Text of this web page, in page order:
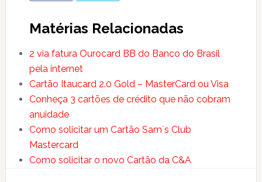
Matérias Relacionadas
2 via fatura Ourocard BB do Banco do Brasil
pela internet
Cartão Itaucard 2.0 Gold – MasterCard ou Visa
Conheça 3 cartões de crédito que não cobram
anuidade
Como solicitar um Cartão Sam´s Club
Mastercard
Como solicitar o novo Cartão da C&A